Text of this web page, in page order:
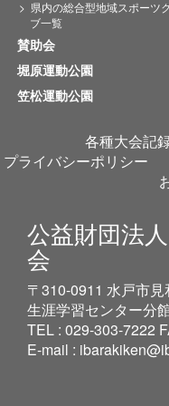
県内の総合型地域スポーツ
ブ一覧
賛助会
堀原運動公園
笠松運動公園
各種大会記
プライバシーポリシー
公益財団法
会
〒310-0911 水戸市
生涯学習センター分
TEL : 029-303-7222
E-mail :